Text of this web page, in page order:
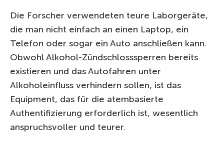
Die Forscher verwendeten teure Laborgeräte,
die man nicht einfach an einen Laptop, ein
Telefon oder sogar ein Auto anschließen kann.
Obwohl Alkohol-Zündschlosssperren bereits
existieren und das Autofahren unter
Alkoholeinfluss verhindern sollen, ist das
Equipment, das für die atembasierte
Authentifizierung erforderlich ist, wesentlich
anspruchsvoller und teurer.